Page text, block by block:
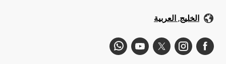
الخليج, العربية